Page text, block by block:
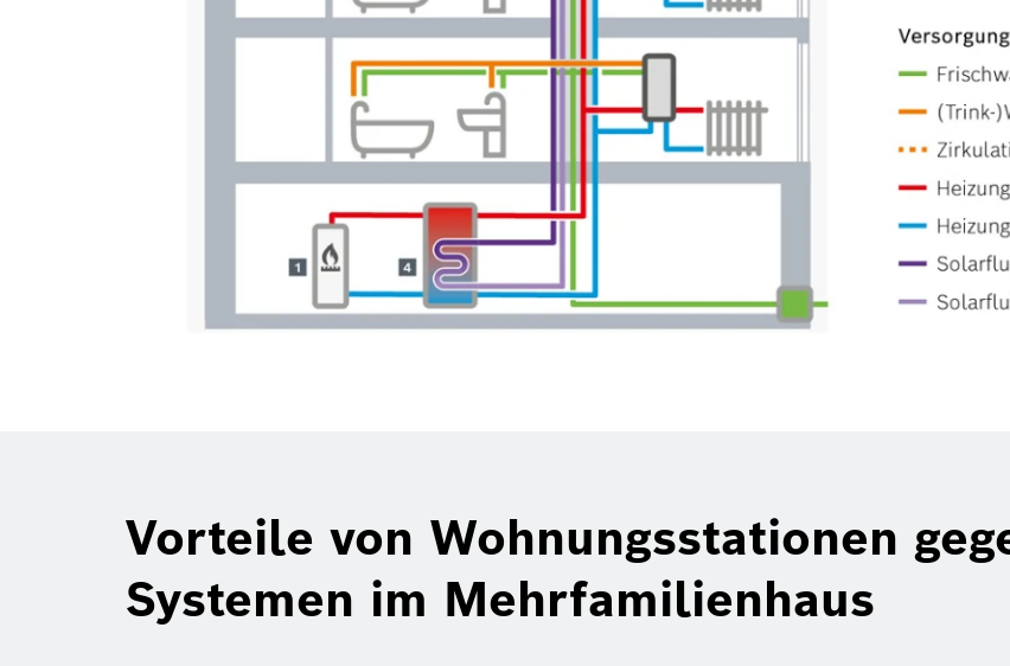
Vorteile von Wohnungsstationen
Systemen im Mehrfamilienhaus